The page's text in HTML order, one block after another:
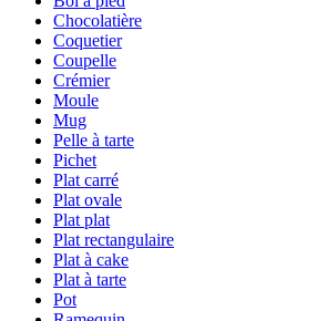
Chocolatière
Coquetier
Coupelle
Crémier
Moule
Mug
Pelle à tarte
Pichet
Plat carré
Plat ovale
Plat plat
Plat rectangulaire
Plat à cake
Plat à tarte
Pot